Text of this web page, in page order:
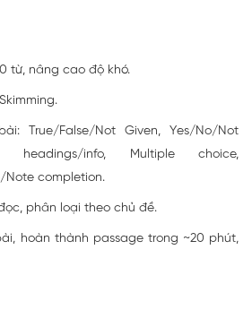
từ, nâng cao độ khó.
True/False/Not Given, Yes/No/Not
headings/info, Multiple choice,
Note completion.
phân loại theo chủ đề.
hoàn thành passage trong ~20 phút,